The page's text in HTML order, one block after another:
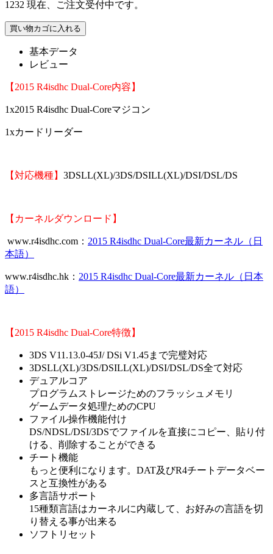
1232 現在、ご注文受付中です。
基本データ
レビュー
【2015 R4isdhc Dual-Core内容】
1x2015 R4isdhc Dual-Coreマジコン
1xカードリーダー
【対応機種】 3DSLL(XL)/3DS/DSILL(XL)/DSI/DSL/DS
【カーネルダウンロード】
www.r4isdhc.com： 2015 R4isdhc Dual-Core最新カーネル（日
本語）
www.r4isdhc.hk： 2015 R4isdhc Dual-Core最新カーネル（日本
語）
【 2015 R4isdhc Dual-Core特徴】
3DS V11.13.0-45J/ DSi V1.45まで完璧対応
3DSLL(XL)/3DS/DSILL(XL)/DSI/DSL/DS全て対応
デュアルコア
プログラムストレージためのフラッシュメモリ
ゲームデータ処理ためのCPU
ファイル操作機能付け
DS/NDSL/DSI/3DSでファイルを直接にコピー、貼り付
ける、削除することができる
チート機能
もっと便利になります。DAT及びR4チートデータベー
スと互換性がある
多言語サポート
15種類言語はカーネルに内蔵して、お好みの言語を切
り替える事が出来る
ソフトリセット